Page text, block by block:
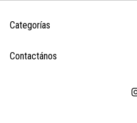
Categorías
Contactános